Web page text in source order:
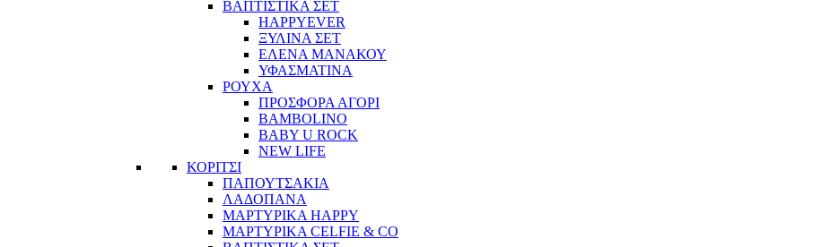
ΒΑΠΤΙΣΤΙΚΑ ΣΕΤ
HAPPYEVER
ΞΥΛΙΝΑ ΣΕΤ
ΕΛΕΝΑ ΜΑΝΑΚΟΥ
ΥΦΑΣΜΑΤΙΝΑ
ΡΟΥΧΑ
ΠΡΟΣΦΟΡΑ ΑΓΟΡΙ
BAMBOLINO
BABY U ROCK
NEW LIFE
ΚΟΡΙΤΣΙ
ΠΑΠΟΥΤΣΑΚΙΑ
ΛΑΔΟΠΑΝΑ
ΜΑΡΤΥΡΙΚΑ HAPPY
ΜΑΡΤΥΡΙΚΑ CELFIE & CO